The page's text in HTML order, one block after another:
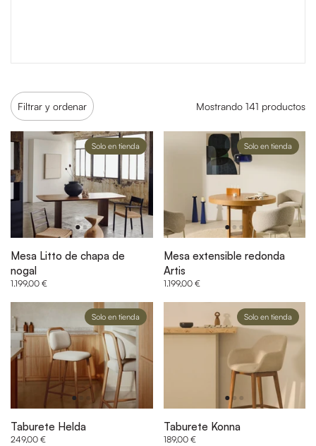
Filtrar y ordenar Mostrando 141 productos
Mesa Litto de chapa de
nogal
1.199,00 €
Solo en tienda
Mesa extensible redonda
Artis
1.199,00 €
Solo en tienda
Taburete Helda
249,00 €
Solo en tienda
Taburete Konna
189,00 €
Solo en tienda